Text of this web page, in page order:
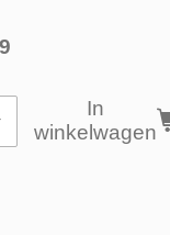
In
winkelwagen